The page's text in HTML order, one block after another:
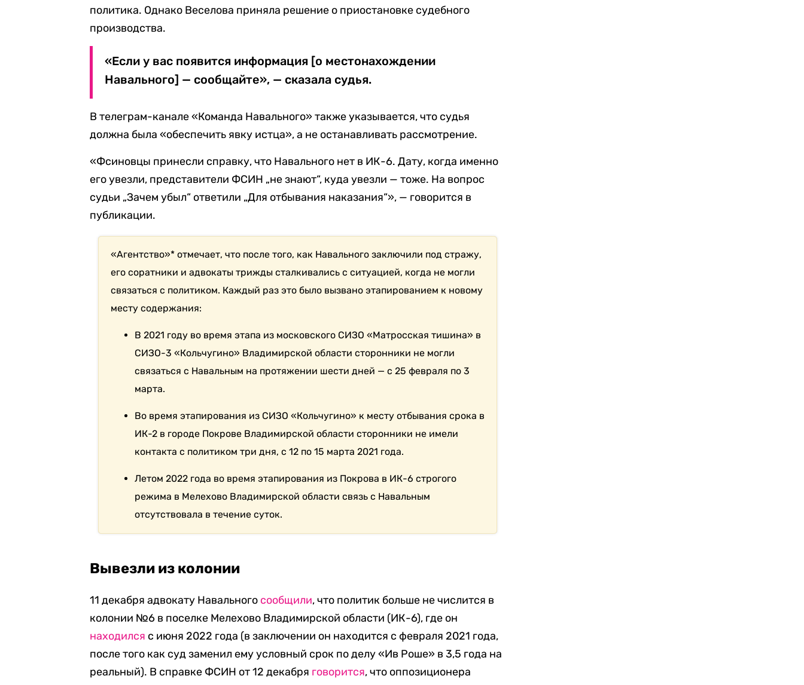
политика. Однако Веселова приняла решение о приостановке судебного
производства.
«Если у вас появится информация [о местонахождении
Навального] — сообщайте», — сказала судья.
В телеграм-канале «Команда Навального» также указывается, что судья
должна была «обеспечить явку истца», а не останавливать рассмотрение.
«Фсиновцы принесли справку, что Навального нет в ИК-6. Дату, когда именно
его увезли, представители ФСИН „не знают“, куда увезли — тоже. На вопрос
судьи „Зачем убыл“ ответили „Для отбывания наказания“», — говорится в
публикации.
«Агентство»* отмечает, что после того, как Навального заключили под стражу,
его соратники и адвокаты трижды сталкивались с ситуацией, когда не могли
связаться с политиком. Каждый раз это было вызвано этапированием к новому
месту содержания:
В 2021 году во время этапа из московского СИЗО «Матросская тишина» в
СИЗО-3 «Кольчугино» Владимирской области сторонники не могли
связаться с Навальным на протяжении шести дней — с 25 февраля по 3
марта.
Во время этапирования из СИЗО «Кольчугино» к месту отбывания срока в
ИК-2 в городе Покрове Владимирской области сторонники не имели
контакта с политиком три дня, с 12 по 15 марта 2021 года.
Летом 2022 года во время этапирования из Покрова в ИК-6 строгого
режима в Мелехово Владимирской области связь с Навальным
отсутствовала в течение суток.
Вывезли из колонии
11 декабря адвокату Навального сообщили, что политик больше не числится в
колонии №6 в поселке Мелехово Владимирской области (ИК-6), где он
находился с июня 2022 года (в заключении он находится с февраля 2021 года,
после того как суд заменил ему условный срок по делу «Ив Роше» в 3,5 года на
реальный). В справке ФСИН от 12 декабря говорится, что оппозиционера